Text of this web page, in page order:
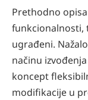
Prethodno
funkcionalnosti,
ugrađeni.
načinu
koncept
modifikacije u